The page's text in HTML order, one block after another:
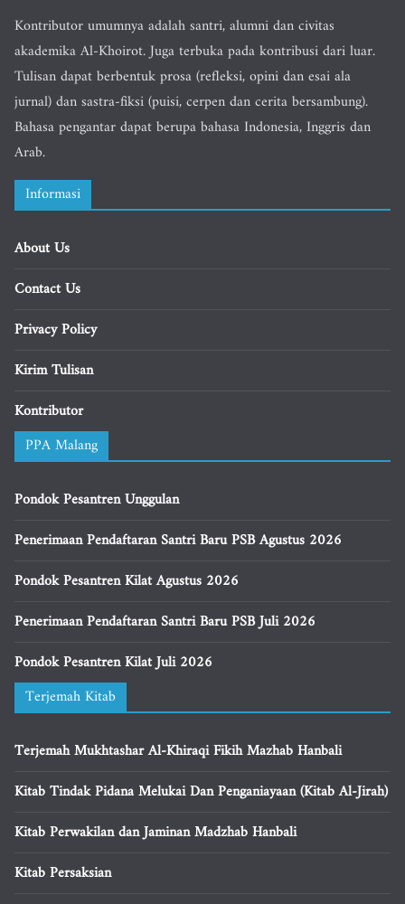
Kontributor umumnya adalah santri, alumni dan civitas
akademika Al-Khoirot. Juga terbuka pada kontribusi dari luar.
Tulisan dapat berbentuk prosa (refleksi, opini dan esai ala
jurnal) dan sastra-fiksi (puisi, cerpen dan cerita bersambung).
Bahasa pengantar dapat berupa bahasa Indonesia, Inggris dan
Arab.
Informasi
About Us
Contact Us
Privacy Policy
Kirim Tulisan
Kontributor
PPA Malang
Pondok Pesantren Unggulan
Penerimaan Pendaftaran Santri Baru PSB Agustus 2026
Pondok Pesantren Kilat Agustus 2026
Penerimaan Pendaftaran Santri Baru PSB Juli 2026
Pondok Pesantren Kilat Juli 2026
Terjemah Kitab
Terjemah Mukhtashar Al-Khiraqi Fikih Mazhab Hanbali
Kitab Tindak Pidana Melukai Dan Penganiayaan (Kitab Al-Jirah)
Kitab Perwakilan dan Jaminan Madzhab Hanbali
Kitab Persaksian